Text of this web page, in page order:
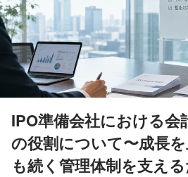
IPO準備会社における会
の役割について〜成長
も続く管理体制を支え